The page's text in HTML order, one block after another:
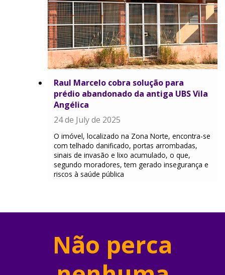
Raul Marcelo cobra solução para
prédio abandonado da antiga UBS Vila
Angélica
24 de July de 2025
O imóvel, localizado na Zona Norte, encontra-se
com telhado danificado, portas arrombadas,
sinais de invasão e lixo acumulado, o que,
segundo moradores, tem gerado insegurança e
riscos à saúde pública
Não perca